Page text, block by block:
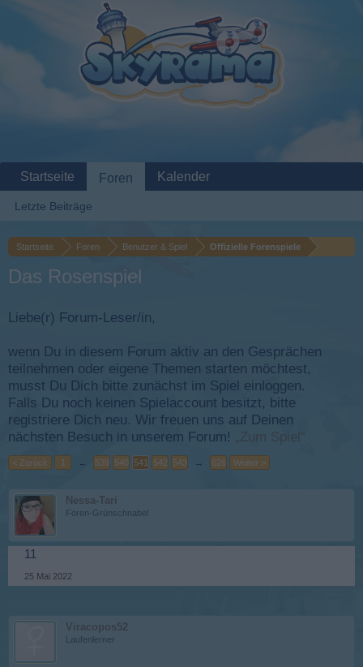
Startseite Foren Benutzer & Spiel Offizielle Forenspiele
Das Rosenspiel
Liebe(r) Forum-Leser/in,
wenn Du in diesem Forum aktiv an den Gesprächen
teilnehmen oder eigene Themen starten möchtest,
musst Du Dich bitte zunächst im Spiel einloggen.
Falls Du noch keinen Spielaccount besitzt, bitte
registriere Dich neu. Wir freuen uns auf Deinen
nächsten Besuch in unserem Forum! „Zum Spiel“
< Zurück 1 ← 539 540 541 542 543 → 626 Weiter >
Nessa-Tari
Foren-Grünschnabel
11
25 Mai 2022
Viracopos52
Laufenlerner
Startseite Foren
Letzte Beiträge
Kalender